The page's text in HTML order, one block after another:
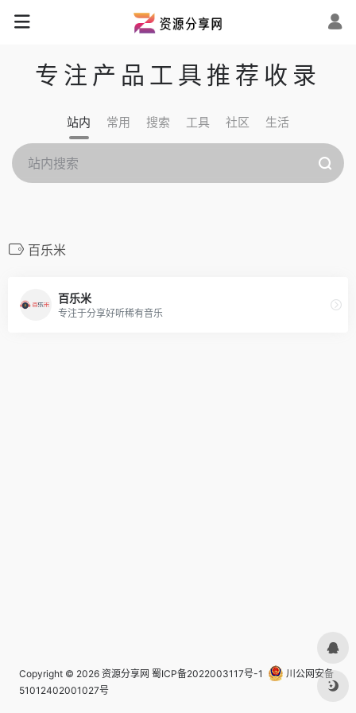
专注产品工具推荐收录
站内 常用 搜索 工具 社区 生活
百乐米
百乐米
专注于分享好听稀有音乐
Copyright © 2026 资源分享网 蜀ICP备2022003117号-1
川公网安备
51012402001027号